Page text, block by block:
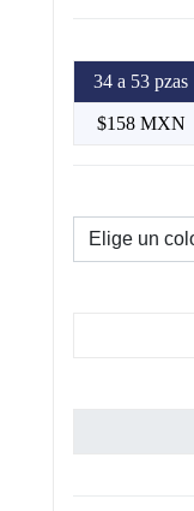
34 a 53 pzas
$158 MXN